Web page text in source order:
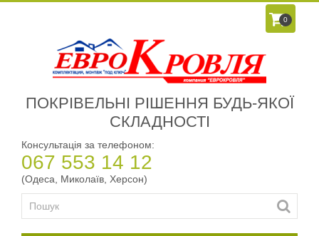
0
ПОКРІВЕЛЬНІ РІШЕННЯ БУДЬ-ЯКОЇ
СКЛАДНОСТІ
Консультація за телефоном:
067 553 14 12
(Одеса, Миколаїв, Херсон)